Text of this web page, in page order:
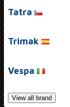
Tatra
Trimak
Vespa
View all brand